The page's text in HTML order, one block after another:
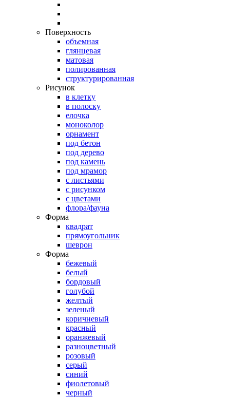
Поверхность
объемная
глянцевая
матовая
полированная
структурированная
Рисунок
в клетку
в полоску
елочка
моноколор
орнамент
под бетон
под дерево
под камень
под мрамор
с листьями
с рисунком
с цветами
флора/фауна
Форма
квадрат
прямоугольник
шеврон
Форма
бежевый
белый
бордовый
голубой
желтый
зеленый
коричневый
красный
оранжевый
разноцветный
розовый
серый
синий
фиолетовый
черный